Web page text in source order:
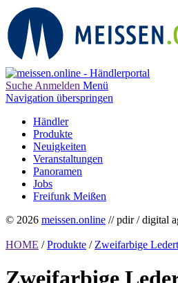
Suche Anmelden Menü
Navigation überspringen
Händler
Produkte
Neuigkeiten
Veranstaltungen
Panoramen
Jobs
Freifunk Meißen
© 2026 meissen.online // pdir / digital
HOME / Produkte / Zweifarbige